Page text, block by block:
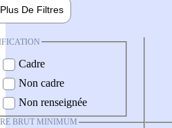
Plus De Filtres
Cadre
Non cadre
Non renseignée
BRUT MINIMUM